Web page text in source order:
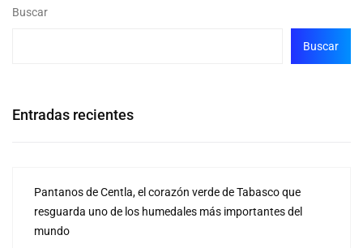
Buscar
Buscar
Entradas recientes
Pantanos de Centla, el corazón verde de Tabasco que
resguarda uno de los humedales más importantes del
mundo